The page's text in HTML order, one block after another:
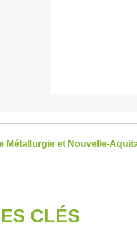
Métallurgie et Nouvelle-
CLÉS